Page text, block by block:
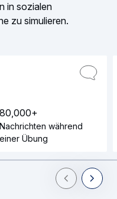
in sozialen
zu simulieren.
80,000+
Nachrichten während
einer Übung
PreviousNext